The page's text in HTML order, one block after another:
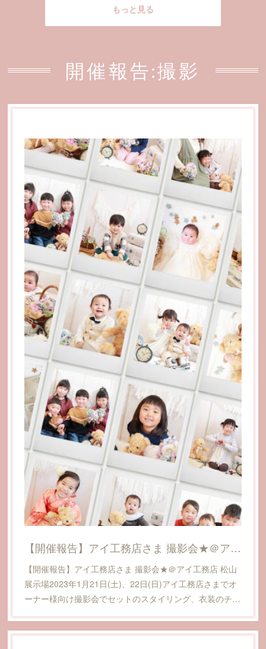
もっと見る
開催報告:撮影
【開催報告】アイ工務店さま 撮影会★＠アイ工務店 松山展示場
【開催報告】アイ工務店さま 撮影会★＠アイ工務店 松山
展示場2023年1月21日(土)、22日(日)アイ工務店さまでオ
ーナー様向け撮影会でセットのスタイリング、衣装のチ…